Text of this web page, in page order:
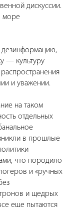
дискуссии.
море
дезинформацию,
— культуру
и уважении.
на таком
отдельных
в прошлые
что породило
и «ручных
и щедрых
еще пытаются